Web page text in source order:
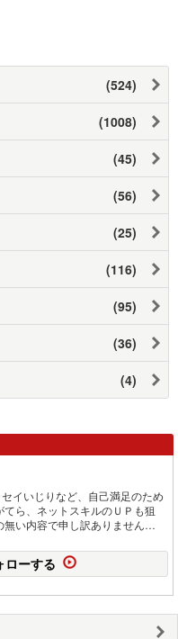
(524)
(1008)
(45)
(56)
(25)
(116)
(95)
(36)
(4)
イいじりなど、自己満足のため
ら、ネットスキルのＵＰも狙
無い内容で申し訳ありません…
ローする